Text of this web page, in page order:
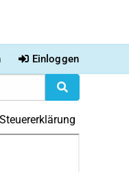
Einloggen